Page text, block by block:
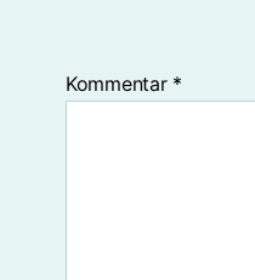
Kommentar *